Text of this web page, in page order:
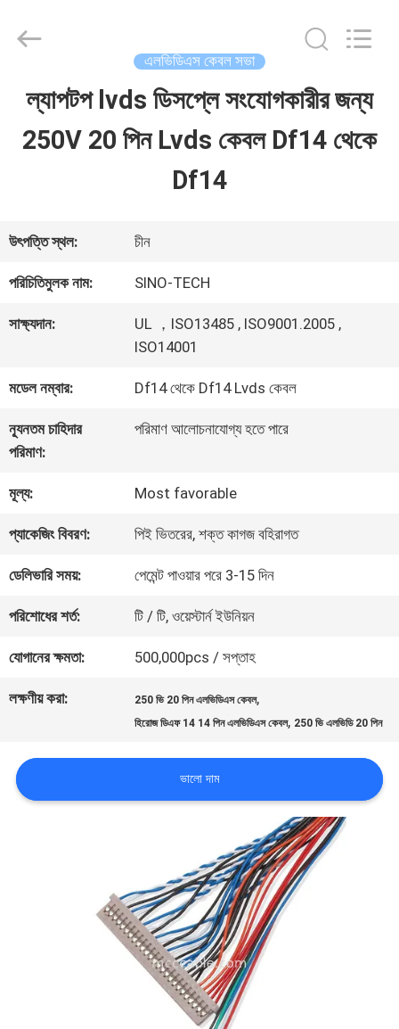
বাড়ি
ভিডিও
আমাদের
সম্বন্ধে
কারখানা
পরিদর্শন
গুণমান
নিয়ন্ত্রণ
আমাদের
সাথে
যোগাযোগ
খবর
Media
Reserved.
এলভিডিএস কেবল সভা
ল্যাপটপ lvds ডিসপ্লে সংযোগকারীর জন্য
250V 20 পিন Lvds কেবল Df14 থেকে
Df14
উৎপত্তি স্থল: চীন
পরিচিতিমুলক নাম: SINO-TECH
সাক্ষ্যদান:
UL ，ISO13485 , ISO9001.2005 ,
ISO14001
মডেল নম্বার: Df14 থেকে Df14 Lvds কেবল
ন্যূনতম চাহিদার
পরিমাণ:
পরিমাণ আলোচনাযোগ্য হতে পারে
মূল্য: Most favorable
প্যাকেজিং বিবরণ: পিই ভিতরের, শক্ত কাগজ বহিরাগত
ডেলিভারি সময়: পেমেন্ট পাওয়ার পরে 3-15 দিন
পরিশোধের শর্ত: টি / টি, ওয়েস্টার্ন ইউনিয়ন
যোগানের ক্ষমতা: 500,000pcs / সপ্তাহ
লক্ষণীয় করা: 250 ভি 20 পিন এলভিডিএস কেবল,
হিরোজ ডিএফ 14 14 পিন এলভিডিএস কেবল, 250 ভি এলভিডি 20 পিন
ভালো দাম